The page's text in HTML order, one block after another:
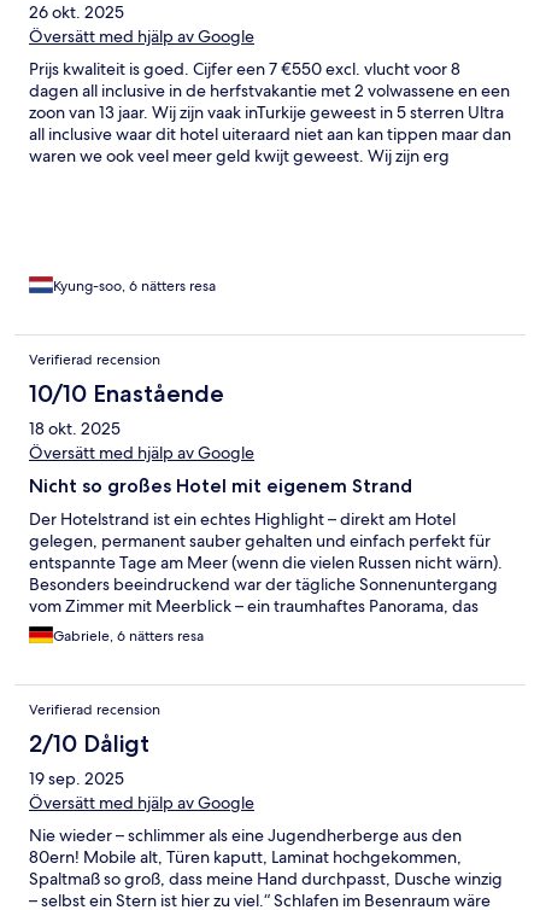
26 okt. 2025
Översätt med hjälp av Google
Prijs kwaliteit is goed. Cijfer een 7 €550 excl. vlucht voor 8
dagen all inclusive in de herfstvakantie met 2 volwassene en een
zoon van 13 jaar. Wij zijn vaak inTurkije geweest in 5 sterren Ultra
all inclusive waar dit hotel uiteraard niet aan kan tippen maar dan
waren we ook veel meer geld kwijt geweest. Wij zijn erg
Alanya op 1 minuut lopen. Late checkout € 10 per uur. Heerlijk
Kyung-soo, 6 nätters resa
Verifierad recension
10/10 Enastående
18 okt. 2025
Översätt med hjälp av Google
Nicht so großes Hotel mit eigenem Strand
Der Hotelstrand ist ein echtes Highlight – direkt am Hotel
gelegen, permanent sauber gehalten und einfach perfekt für
entspannte Tage am Meer (wenn die vielen Russen nicht wärn).
Besonders beeindruckend war der tägliche Sonnenuntergang
vom Zimmer mit Meerblick – ein traumhaftes Panorama, das
jeden Abend aufs Neue begeistert. Das Personal verdient ein
großes Lob: stets freundlich, aufmerksam und hilfsbereit, was
kulinarisch überzeugt das Hotel auf ganzer Linie. Die Küche
bietet eine phantastische Auswahl an frischen, regionalen
Speisen und vielen Getränken – hier kommt jeder auf seine
Kosten. Die Zimmer selbst sind zwar eher klein und etwas in die
Jahre gekommen, doch dank des engagierten
Reinigungspersonals sind sie stets sauber und gepflegt. Ein
bereits am Vormittag Liegen zu reservieren, obwohl sie erst
deutlich später zum Strand kommen – das kann mitunter
störend sein. Insgesamt jedoch ein sehr gelungener Aufenthalt
Gabriele, 6 nätters resa
Verifierad recension
2/10 Dåligt
19 sep. 2025
Översätt med hjälp av Google
Nie wieder – schlimmer als eine Jugendherberge aus den
80ern! Mobile alt, Türen kaputt, Laminat hochgekommen,
Spaltmaß so groß, dass meine Hand durchpasst, Dusche winzig
– selbst ein Stern ist hier zu viel.“ Schlafen im Besenraum wäre